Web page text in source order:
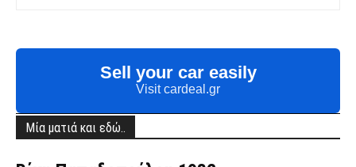
Sell your car easily
Visit cardeal.gr
Μία ματιά και εδώ..